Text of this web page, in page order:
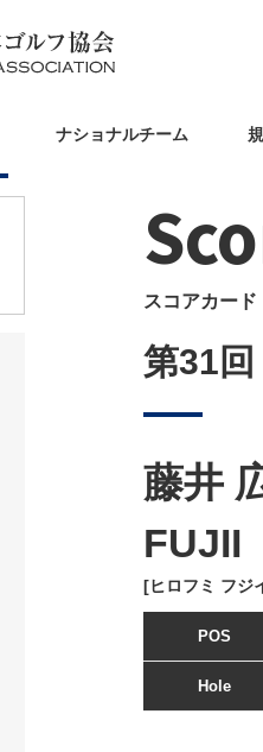
ナショナルチーム
スコアカード
第31
藤井
FUJII
[ヒロフミ フジ
POS
Hole